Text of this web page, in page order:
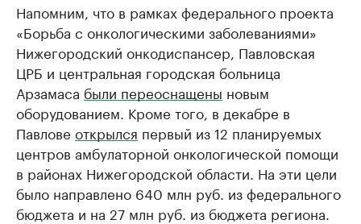
Напомним, что в рамках федерального проекта
«Борьба с онкологическими заболеваниями»
Нижегородский онкодиспансер, Павловская
ЦРБ и центральная городская больница
Арзамаса были переоснащены новым
оборудованием. Кроме того, в декабре в
Павлове открылся первый из 12 планируемых
центров амбулаторной онкологической помощи
в районах Нижегородской области. На эти цели
было направлено 640 млн руб. из федерального
бюджета и на 27 млн руб. из бюджета региона.